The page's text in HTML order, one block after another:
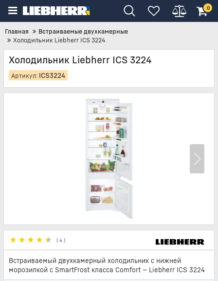
0
Главная
Встраиваемые двухкамерные
Холодильник Liebherr ICS 3224
Холодильник Liebherr ICS 3224
Артикул: ICS3224
( 4 )
Встраиваемый двухкамерный холодильник с нижней
морозилкой с SmartFrost класса Comfort — Liebherr ICS 3224